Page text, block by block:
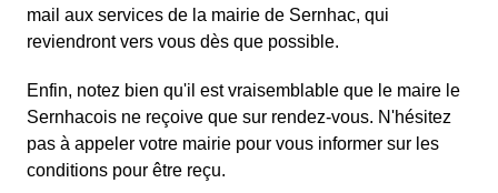
mail aux services de la mairie de Sernhac, qui
reviendront vers vous dès que possible.
Enfin, notez bien qu'il est vraisemblable que le maire le
Sernhacois ne reçoive que sur rendez-vous. N'hésitez
pas à appeler votre mairie pour vous informer sur les
conditions pour être reçu.